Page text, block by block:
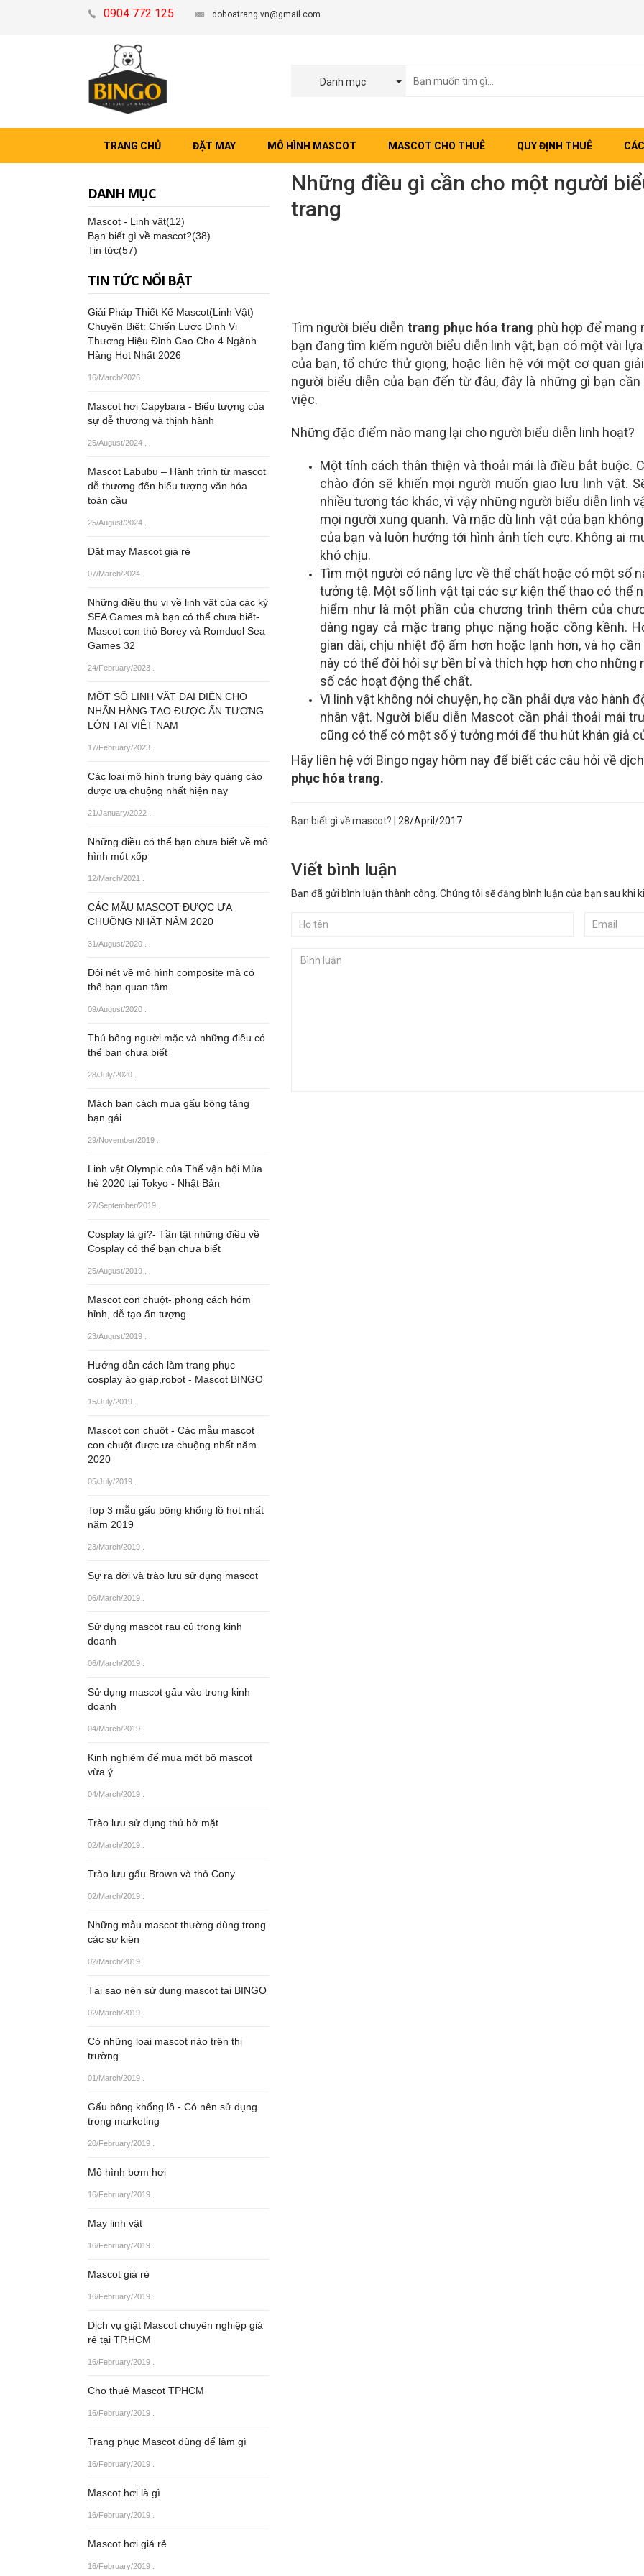
0904 772 125 dohoatrang.vn@gmail.com
Danh mục
TRANG CHỦ ĐẶT MAY MÔ HÌNH MASCOT MASCOT CHO THUÊ QUY ĐỊNH THUÊ
Những điều gì cần cho một người
trang
Tìm người biểu diễn trang phục hóa trang phù hợp để mang
bạn đang tìm kiếm người biểu diễn linh vật, bạn có một vài
của bạn, tổ chức thử giọng, hoặc liên hệ với một cơ quan
người biểu diễn của bạn đến từ đâu, đây là những gì bạn
việc.
Những đặc điểm nào mang lại cho người biểu diễn linh hoạt?
Một tính cách thân thiện và thoải mái là điều bắt buộc.
chào đón sẽ khiến mọi người muốn giao lưu linh vật.
nhiều tương tác khác, vì vậy những người biểu diễn linh
mọi người xung quanh. Và mặc dù linh vật của bạn
của bạn và luôn hướng tới hình ảnh tích cực. Không ai
khó chịu.
Tìm một người có năng lực về thể chất hoặc có một số
tưởng tệ. Một số linh vật tại các sự kiện thể thao có thể
hiểm như là một phần của chương trình thêm của
dàng ngay cả mặc trang phục nặng hoặc cồng kềnh.
gian dài, chịu nhiệt độ ấm hơn hoặc lạnh hơn, và họ
này có thể đòi hỏi sự bền bỉ và thích hợp hơn cho
số các hoạt động thể chất.
Vì linh vật không nói chuyện, họ cần phải dựa vào hành
nhân vật. Người biểu diễn Mascot cần phải thoải mái
cũng có thể có một số ý tưởng mới để thu hút khán giả
Hãy liên hệ với Bingo ngay hôm nay để biết các câu hỏi về
phục hóa trang.
Bạn biết gì về mascot? 28/April/2017
Viết bình luận
Bạn đã gửi bình luận thành công. Chúng tôi sẽ đăng bình luận của bạn sau khi
DANH MỤC
Mascot - Linh vật(12)
Bạn biết gì về mascot?(38)
Tin tức(57)
TIN TỨC NỔI BẬT
Giải Pháp Thiết Kế Mascot(Linh Vật)
Chuyên Biệt: Chiến Lược Định Vị
Thương Hiệu Đỉnh Cao Cho 4 Ngành
Hàng Hot Nhất 2026
16/March/2026
Mascot hơi Capybara - Biểu tượng của
sự dễ thương và thịnh hành
25/August/2024
Mascot Labubu – Hành trình từ mascot
dễ thương đến biểu tượng văn hóa
toàn cầu
25/August/2024
Đặt may Mascot giá rẻ
07/March/2024
Những điều thú vị về linh vật của các kỳ
SEA Games mà bạn có thể chưa biết-
Mascot con thỏ Borey và Romduol Sea
Games 32
24/February/2023
MỘT SỐ LINH VẬT ĐẠI DIỆN CHO
NHÃN HÀNG TẠO ĐƯỢC ẤN TƯỢNG
LỚN TẠI VIỆT NAM
17/February/2023
Các loại mô hình trưng bày quảng cáo
được ưa chuộng nhất hiện nay
21/January/2022
Những điều có thể bạn chưa biết về mô
hình mút xốp
12/March/2021
CÁC MẪU MASCOT ĐƯỢC ƯA
CHUỘNG NHẤT NĂM 2020
31/August/2020
Đôi nét về mô hình composite mà có
thể bạn quan tâm
09/August/2020
Thú bông người mặc và những điều có
thể bạn chưa biết
28/July/2020
Mách bạn cách mua gấu bông tặng
bạn gái
29/November/2019
Linh vật Olympic của Thế vận hội Mùa
hè 2020 tại Tokyo - Nhật Bản
27/September/2019
Cosplay là gì?- Tần tật những điều về
Cosplay có thể bạn chưa biết
25/August/2019
Mascot con chuột- phong cách hóm
hỉnh, dễ tạo ấn tượng
23/August/2019
Hướng dẫn cách làm trang phục
cosplay áo giáp,robot - Mascot BINGO
15/July/2019
Mascot con chuột - Các mẫu mascot
con chuột được ưa chuộng nhất năm
2020
05/July/2019
Top 3 mẫu gấu bông khổng lồ hot nhất
năm 2019
23/March/2019
Sự ra đời và trào lưu sử dụng mascot
06/March/2019
Sử dụng mascot rau củ trong kinh
doanh
06/March/2019
Sử dụng mascot gấu vào trong kinh
doanh
04/March/2019
Kinh nghiệm để mua một bộ mascot
vừa ý
04/March/2019
Trào lưu sử dụng thú hở mặt
02/March/2019
Trào lưu gấu Brown và thỏ Cony
02/March/2019
Những mẫu mascot thường dùng trong
các sự kiện
02/March/2019
Tại sao nên sử dụng mascot tại BINGO
02/March/2019
Có những loại mascot nào trên thị
trường
01/March/2019
Gấu bông khổng lồ - Có nên sử dụng
trong marketing
20/February/2019
Mô hình bơm hơi
16/February/2019
May linh vật
16/February/2019
Mascot giá rẻ
16/February/2019
Dịch vụ giặt Mascot chuyên nghiệp giá
rẻ tại TP.HCM
16/February/2019
Cho thuê Mascot TPHCM
16/February/2019
Trang phục Mascot dùng để làm gì
16/February/2019
Mascot hơi là gì
16/February/2019
Mascot hơi giá rẻ
16/February/2019